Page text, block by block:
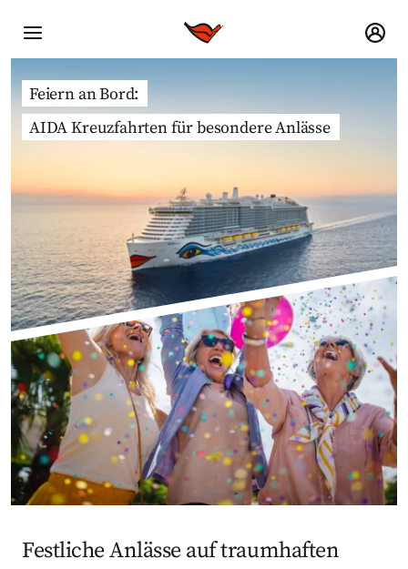
Feiern an Bord:
AIDA Kreuzfahrten für besondere Anlässe
Festliche Anlässe auf traumhaften